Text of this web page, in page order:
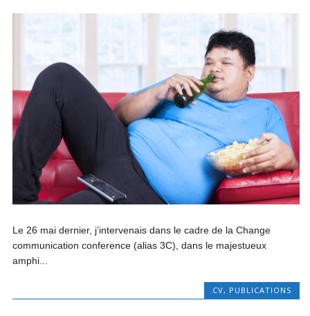
Le 26 mai dernier, j’intervenais dans le cadre de la Change
communication conference (alias 3C), dans le majestueux
amphi...
CV, PUBLICATIONS